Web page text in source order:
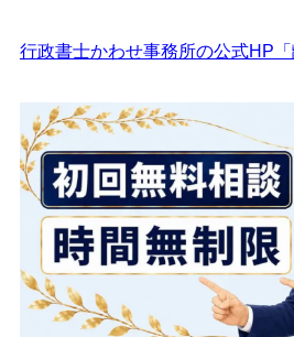
行政書士かわせ事務所の公式HP